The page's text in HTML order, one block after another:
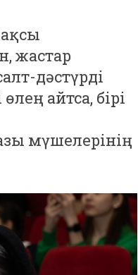
жастар
дәстүрді
айтса, бірі
мүшелерінің